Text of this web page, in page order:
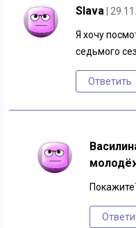
Slava |
Я хочу
седьмого
Ответить